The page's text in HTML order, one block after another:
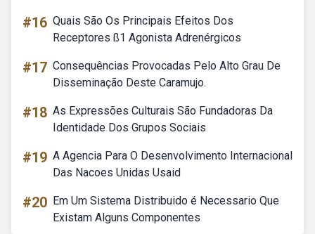
#16 Quais São Os Principais Efeitos Dos
Receptores ß1 Agonista Adrenérgicos
#17 Consequências Provocadas Pelo Alto Grau De
Disseminação Deste Caramujo.
#18 As Expressões Culturais São Fundadoras Da
Identidade Dos Grupos Sociais
#19 A Agencia Para O Desenvolvimento Internacional
Das Nacoes Unidas Usaid
#20 Em Um Sistema Distribuido é Necessario Que
Existam Alguns Componentes